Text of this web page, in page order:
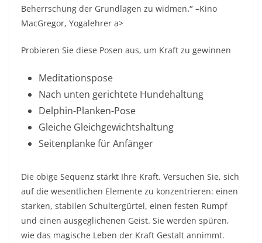
Beherrschung der Grundlagen zu widmen.“ –Kino
MacGregor, Yogalehrer a>
Probieren Sie diese Posen aus, um Kraft zu gewinnen
Meditationspose
Nach unten gerichtete Hundehaltung
Delphin-Planken-Pose
Gleiche Gleichgewichtshaltung
Seitenplanke für Anfänger
Die obige Sequenz stärkt Ihre Kraft. Versuchen Sie, sich
auf die wesentlichen Elemente zu konzentrieren: einen
starken, stabilen Schultergürtel, einen festen Rumpf
und einen ausgeglichenen Geist. Sie werden spüren,
wie das magische Leben der Kraft Gestalt annimmt.